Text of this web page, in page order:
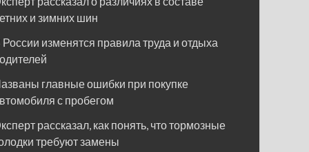
и зимних шин
России изменятся правила труда и отдыха
главные ошибки при покупке
с пробегом
рассказал, как понять, что тормозные
требуют замены